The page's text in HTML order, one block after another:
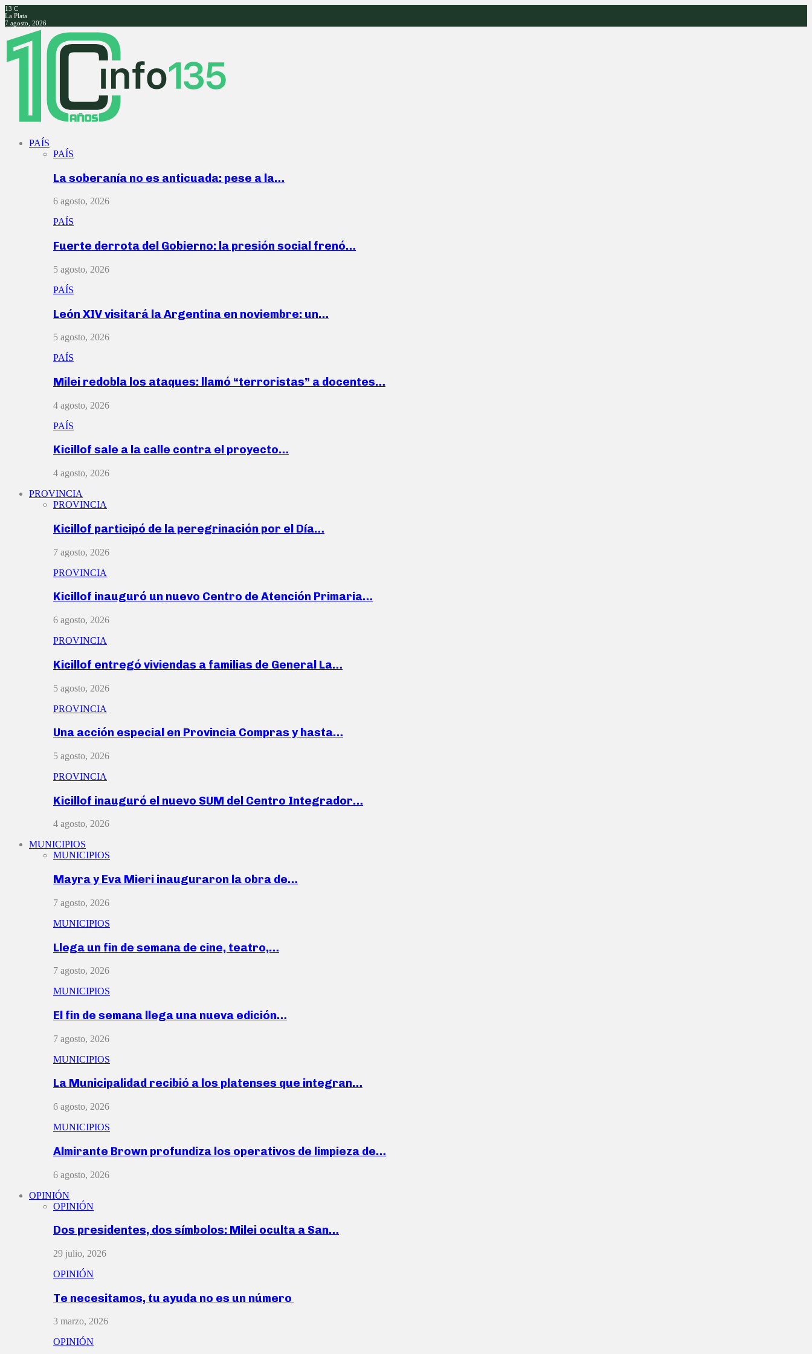
13 C
La Plata
7 agosto, 2026
Facebook
Twitter
Instagram
Youtube
PAÍS
PAÍS
La soberanía no es anticuada: pese a la…
6 agosto, 2026
PAÍS
Fuerte derrota del Gobierno: la presión social frenó…
5 agosto, 2026
PAÍS
León XIV visitará la Argentina en noviembre: un…
5 agosto, 2026
PAÍS
Milei redobla los ataques: llamó “terroristas” a docentes…
4 agosto, 2026
PAÍS
Kicillof sale a la calle contra el proyecto…
4 agosto, 2026
PROVINCIA
PROVINCIA
Kicillof participó de la peregrinación por el Día…
7 agosto, 2026
PROVINCIA
Kicillof inauguró un nuevo Centro de Atención Primaria…
6 agosto, 2026
PROVINCIA
Kicillof entregó viviendas a familias de General La…
5 agosto, 2026
PROVINCIA
Una acción especial en Provincia Compras y hasta…
5 agosto, 2026
PROVINCIA
Kicillof inauguró el nuevo SUM del Centro Integrador…
4 agosto, 2026
MUNICIPIOS
MUNICIPIOS
Mayra y Eva Mieri inauguraron la obra de…
7 agosto, 2026
MUNICIPIOS
Llega un fin de semana de cine, teatro,…
7 agosto, 2026
MUNICIPIOS
El fin de semana llega una nueva edición…
7 agosto, 2026
MUNICIPIOS
La Municipalidad recibió a los platenses que integran…
6 agosto, 2026
MUNICIPIOS
Almirante Brown profundiza los operativos de limpieza de…
6 agosto, 2026
OPINIÓN
OPINIÓN
Dos presidentes, dos símbolos: Milei oculta a San…
29 julio, 2026
OPINIÓN
Te necesitamos, tu ayuda no es un número
3 marzo, 2026
OPINIÓN